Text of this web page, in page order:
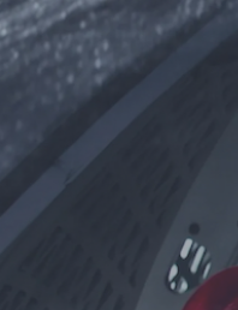
Saltar
al
contenido